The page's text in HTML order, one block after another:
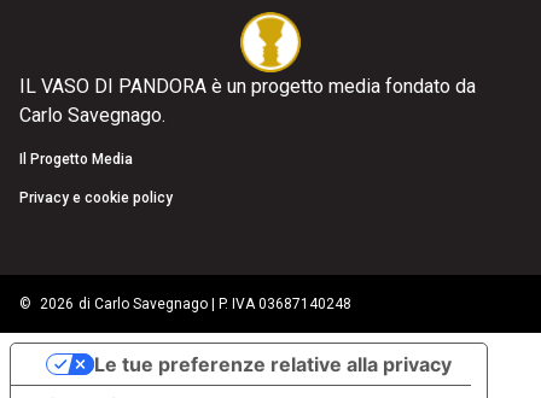
IL VASO DI PANDORA è un progetto media fondato da
Carlo Savegnago.
Il Progetto Media
Privacy e cookie policy
© 2026 di Carlo Savegnago | P. IVA 03687140248
Le tue preferenze relative alla privacy